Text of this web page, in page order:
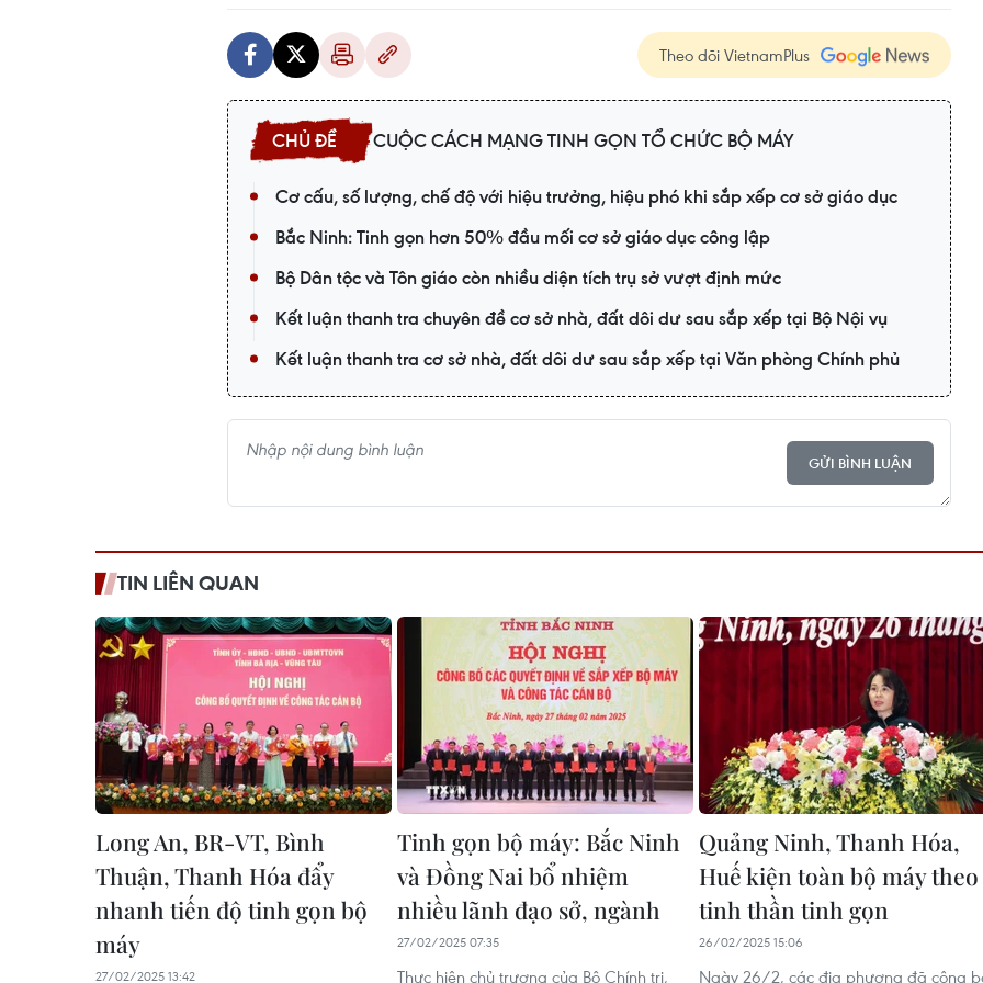
Theo dõi VietnamPlus
CUỘC CÁCH MẠNG TINH GỌN TỔ CHỨC BỘ MÁY
Cơ cấu, số lượng, chế độ với hiệu trưởng, hiệu phó khi sắp xếp cơ sở giáo dục
Bắc Ninh: Tinh gọn hơn 50% đầu mối cơ sở giáo dục công lập
Bộ Dân tộc và Tôn giáo còn nhiều diện tích trụ sở vượt định mức
Kết luận thanh tra chuyên đề cơ sở nhà, đất dôi dư sau sắp xếp tại Bộ Nội vụ
Kết luận thanh tra cơ sở nhà, đất dôi dư sau sắp xếp tại Văn phòng Chính phủ
GỬI BÌNH LUẬN
TIN LIÊN QUAN
Long An, BR-VT, Bình
Thuận, Thanh Hóa đẩy
nhanh tiến độ tinh gọn bộ
máy
27/02/2025 13:42
Tinh gọn bộ máy: Bắc Ninh
và Đồng Nai bổ nhiệm
nhiều lãnh đạo sở, ngành
27/02/2025 07:35
Thực hiện chủ trương của Bộ Chính trị,
Quảng Ninh, Thanh Hóa,
Huế kiện toàn bộ máy theo
tinh thần tinh gọn
26/02/2025 15:06
Ngày 26/2, các địa phương đã công